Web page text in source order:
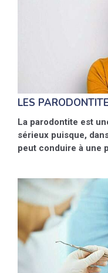
La parodontite est
sérieux puisque,
peut conduire à une